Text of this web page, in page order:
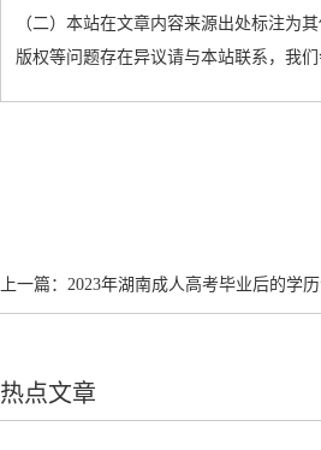
（二）本站在文章内容来源出处标注为
版权等问题存在异议请与本站联系，我们
上一篇： 2023年湖南成人高考毕业后的学历
热点文章